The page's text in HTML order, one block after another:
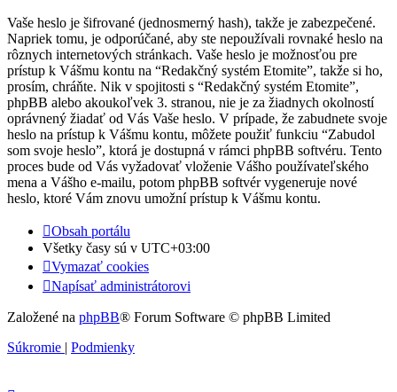
Vaše heslo je šifrované (jednosmerný hash), takže je zabezpečené.
Napriek tomu, je odporúčané, aby ste nepoužívali rovnaké heslo na
rôznych internetových stránkach. Vaše heslo je možnosťou pre
prístup k Vášmu kontu na “Redakčný systém Etomite”, takže si ho,
prosím, chráňte. Nik v spojitosti s “Redakčný systém Etomite”,
phpBB alebo akoukoľvek 3. stranou, nie je za žiadnych okolností
oprávnený žiadať od Vás Vaše heslo. V prípade, že zabudnete svoje
heslo na prístup k Vášmu kontu, môžete použiť funkciu “Zabudol
som svoje heslo”, ktorá je dostupná v rámci phpBB softvéru. Tento
proces bude od Vás vyžadovať vloženie Vášho používateľského
mena a Vášho e-mailu, potom phpBB softvér vygeneruje nové
heslo, ktoré Vám znovu umožní prístup k Vášmu kontu.
Obsah portálu
Všetky časy sú v UTC+03:00
Vymazať cookies
Napísať administrátorovi
Založené na phpBB® Forum Software © phpBB Limited
Súkromie | Podmienky